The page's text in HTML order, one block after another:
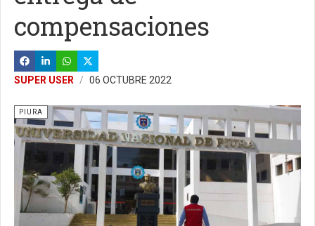
compensaciones
SUPER USER 06 OCTUBRE 2022
PIURA